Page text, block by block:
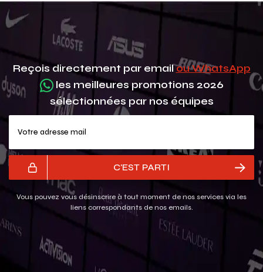
Reçois directement par emailou WhatsApp
les meilleures promotions 2026
sélectionnées par nos équipes
C'EST PARTI
Vous pouvez vous désinscrire à tout moment de nos services via les
liens correspondants de nos emails.